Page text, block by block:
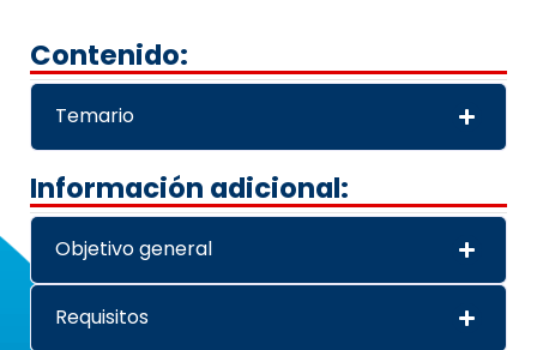
Contenido:
Temario
Información adicional:
Objetivo general
Requisitos